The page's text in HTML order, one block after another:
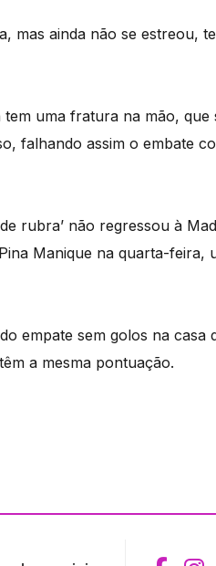
mas ainda não se estreou,
uma fratura na mão, que
falhando assim o embate
rubra’ não regressou à
Manique na quarta-feira,
empate sem golos na casa
a mesma pontuação.